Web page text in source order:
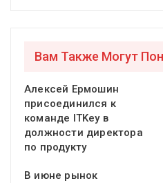
Вам Также Могут
Алексей Ермошин
присоединился к
команде ITKey в
должности директора
по продукту
В июне рынок